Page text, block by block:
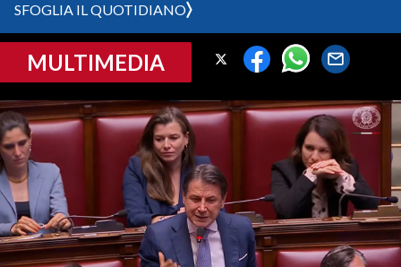
CRONACA SARDEGNA
PROVINCIA DI CAGLIARI
SULCIS IGLESIENTE
MEDIO CAMPIDANO
ORISTANO E PROVINCIA
SASSARI E PROVINCIA
GALLURA
SFOGLIA IL QUOTIDIANO
MULTIMEDIA